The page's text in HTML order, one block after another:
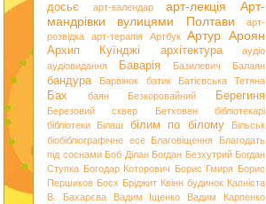
досьє
арт-календар арт-лекція
Арт-
мандрівки вулицями Полтави
арт-
розвідка
арт-терапія Артбук Артур Ароян
Архип Куїнджі архітектура
аудіо
аудіовидання
Баварія Базилевич Балаян
бандура Барвінок батик Батієвська Тетяна
Бах баян Безкоровайний Берегиня
Березовий сквер Бетховен
бібліотекарі
бібліотеки
Білаш білим по білому
Більськ
біобібліографічне есе
Благовіщення
Благодать
під соснами Боб Ділан Богдан Безхутрий Богдан
Ступка Богодар Которович Борис Гмиря Борис
Першиков Босх Бріджит Квінн будинок Капніста
В. Бахарєва
Вадим Іщенко Вадим Карпенко